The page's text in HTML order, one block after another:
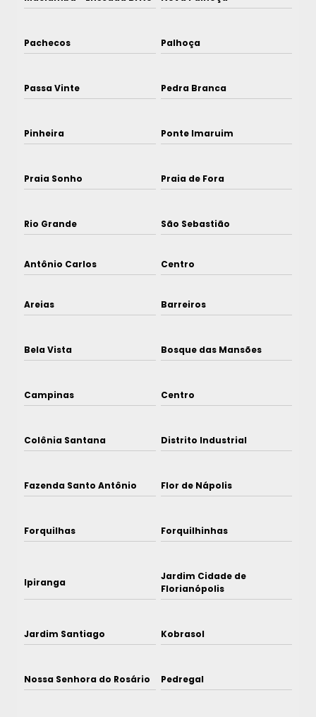
Pachecos Palhoça
Passa Vinte Pedra Branca
Pinheira Ponte Imaruim
Praia Sonho Praia de Fora
Rio Grande São Sebastião
Antônio Carlos Centro
Areias Barreiros
Bela Vista Bosque das Mansões
Campinas Centro
Colônia Santana Distrito Industrial
Fazenda Santo Antônio Flor de Nápolis
Forquilhas Forquilhinhas
Ipiranga
Jardim Cidade de
Florianópolis
Jardim Santiago Kobrasol
Nossa Senhora do Rosário Pedregal